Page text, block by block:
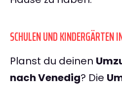
SCHULEN UND KINDERGÄRTEN
Planst du deinen
nach Venedig? Die